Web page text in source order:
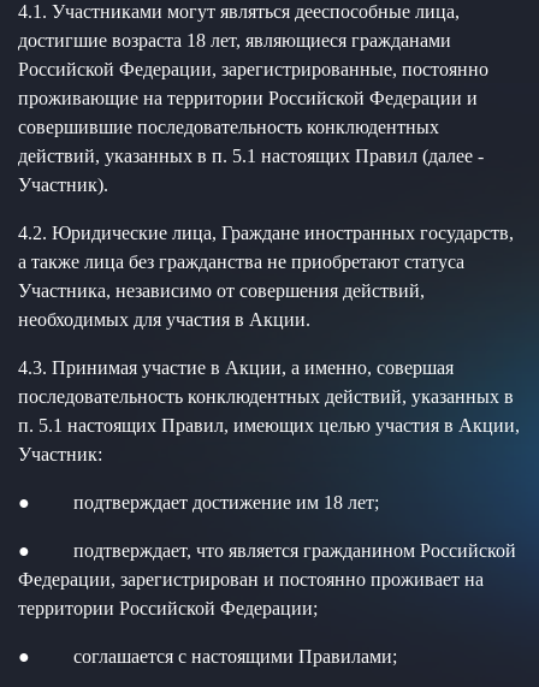
4.1. Участниками могут являться дееспособные лица,
достигшие возраста 18 лет, являющиеся гражданами
Российской Федерации, зарегистрированные, постоянно
проживающие на территории Российской Федерации и
совершившие последовательность конклюдентных
действий, указанных в п. 5.1 настоящих Правил (далее -
Участник).
4.2. Юридические лица, Граждане иностранных государств,
а также лица без гражданства не приобретают статуса
Участника, независимо от совершения действий,
необходимых для участия в Акции.
4.3. Принимая участие в Акции, а именно, совершая
последовательность конклюдентных действий, указанных в
п. 5.1 настоящих Правил, имеющих целью участия в Акции,
Участник:
● подтверждает достижение им 18 лет;
● подтверждает, что является гражданином Российской
Федерации, зарегистрирован и постоянно проживает на
территории Российской Федерации;
● соглашается с настоящими Правилами;